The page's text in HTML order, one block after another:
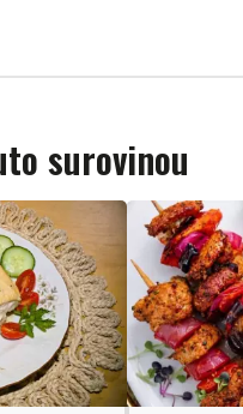
surovinou